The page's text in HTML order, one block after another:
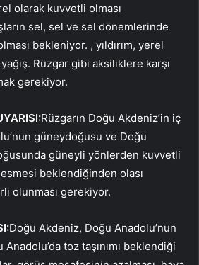
olarak kuvvetli olması
sel, sel ve sel dönemlerinde
bekleniyor. , yıldırım, yerel
Rüzgar gibi aksiliklere karşı
gerekiyor.
Rüzgarın Doğu Akdeniz’in iç
güneydoğusu ve Doğu
güneyli yönlerden kuvvetli
beklendiğinden olası
olunması gerekiyor.
Doğu Akdeniz, Doğu Anadolu’nun
toz taşınımı beklendiği